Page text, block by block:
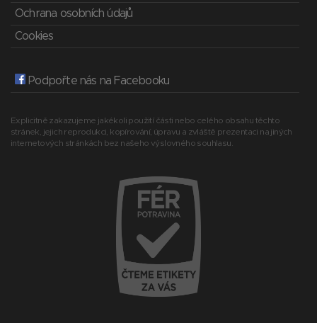
Ochrana osobních údajů
Cookies
Podpořte nás na Facebooku
Explicitně zakazujeme jakékoli použití části nebo celého obsahu těchto
stránek, jejich reprodukci, kopírování, úpravu a zvláště prezentaci na jiných
internetových stránkách bez našeho výslovného souhlasu.